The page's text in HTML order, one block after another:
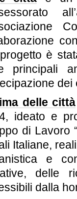
è
principali
dei
delle città
ideato e
di Lavoro
Italiane,
e
delle
dalla